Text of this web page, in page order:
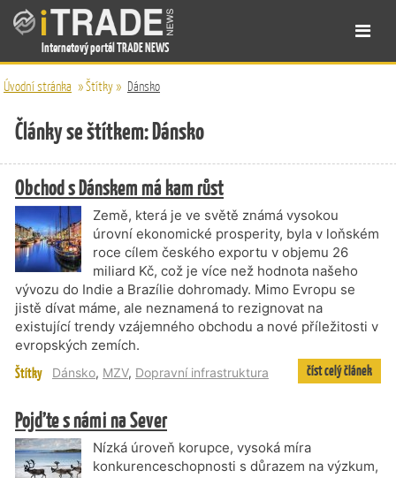
Internetový portál TRADE NEWS
Úvodní stránka »Štítky» Dánsko
Články se štítkem: Dánsko
Obchod s Dánskem má kam růst
Země, která je ve světě známá vysokou
úrovní ekonomické prosperity, byla v loňském
roce cílem českého exportu v objemu 26
miliard Kč, což je více než hodnota našeho
vývozu do Indie a Brazílie dohromady. Mimo Evropu se
jistě dívat máme, ale neznamená to rezignovat na
existující trendy vzájemného obchodu a nové příležitosti v
evropských zemích.
Štítky Dánsko, MZV, Dopravní infrastruktura číst celý článek
Pojďte s námi na Sever
Nízká úroveň korupce, vysoká míra
konkurenceschopnosti s důrazem na výzkum,